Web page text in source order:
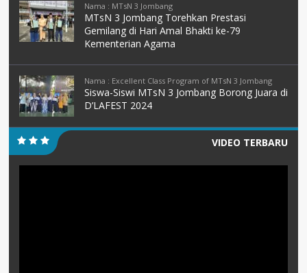
Nama : MTsN 3 Jombang
MTsN 3 Jombang Torehkan Prestasi
Gemilang di Hari Amal Bhakti ke-79
Kementerian Agama
Nama : Excellent Class Program of MTsN 3 Jombang
Siswa-Siswi MTsN 3 Jombang Borong Juara di
D’LAFEST 2024
VIDEO TERBARU